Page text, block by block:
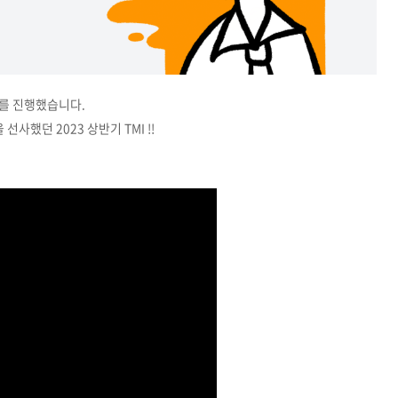
진행했습니다.
선사했던 2023 상반기 TMI !!